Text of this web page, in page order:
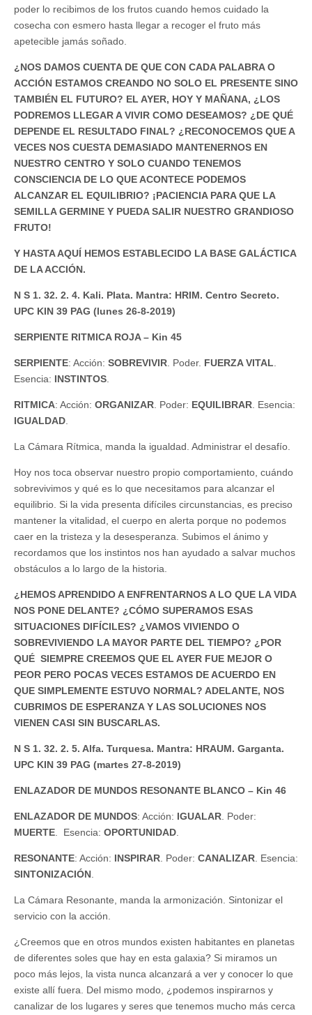
poder lo recibimos de los frutos cuando hemos cuidado la
cosecha con esmero hasta llegar a recoger el fruto más
apetecible jamás soñado.
¿NOS DAMOS CUENTA DE QUE CON CADA PALABRA O
ACCIÓN ESTAMOS CREANDO NO SOLO EL PRESENTE SINO
TAMBIÉN EL FUTURO? EL AYER, HOY Y MAÑANA, ¿LOS
PODREMOS LLEGAR A VIVIR COMO DESEAMOS? ¿DE QUÉ
DEPENDE EL RESULTADO FINAL? ¿RECONOCEMOS QUE A
VECES NOS CUESTA DEMASIADO MANTENERNOS EN
NUESTRO CENTRO Y SOLO CUANDO TENEMOS
CONSCIENCIA DE LO QUE ACONTECE PODEMOS
ALCANZAR EL EQUILIBRIO? ¡PACIENCIA PARA QUE LA
SEMILLA GERMINE Y PUEDA SALIR NUESTRO GRANDIOSO
FRUTO!
Y HASTA AQUÍ HEMOS ESTABLECIDO LA BASE GALÁCTICA
DE LA ACCIÓN.
N S 1. 32. 2. 4. Kali. Plata. Mantra: HRIM. Centro Secreto.
UPC KIN 39 PAG (lunes 26-8-2019)
SERPIENTE RITMICA ROJA – Kin 45
SERPIENTE: Acción: SOBREVIVIR . Poder. FUERZA VITAL
Esencia: INSTINTOS
RITMICA: Acción: ORGANIZAR . Poder: EQUILIBRAR . Esencia:
IGUALDAD
La Cámara Rítmica, manda la igualdad. Administrar el desafío.
Hoy nos toca observar nuestro propio comportamiento, cuándo
sobrevivimos y qué es lo que necesitamos para alcanzar el
equilibrio. Si la vida presenta difíciles circunstancias, es preciso
mantener la vitalidad, el cuerpo en alerta porque no podemos
caer en la tristeza y la desesperanza. Subimos el ánimo y
recordamos que los instintos nos han ayudado a salvar muchos
obstáculos a lo largo de la historia.
¿HEMOS APRENDIDO A ENFRENTARNOS A LO QUE LA VIDA
NOS PONE DELANTE? ¿CÓMO SUPERAMOS ESAS
SITUACIONES DIFÍCILES? ¿VAMOS VIVIENDO O
SOBREVIVIENDO LA MAYOR PARTE DEL TIEMPO? ¿POR
QUÉ SIEMPRE CREEMOS QUE EL AYER FUE MEJOR O
PEOR PERO POCAS VECES ESTAMOS DE ACUERDO EN
QUE SIMPLEMENTE ESTUVO NORMAL? ADELANTE, NOS
CUBRIMOS DE ESPERANZA Y LAS SOLUCIONES NOS
VIENEN CASI SIN BUSCARLAS.
N S 1. 32. 2. 5. Alfa. Turquesa. Mantra: HRAUM. Garganta.
UPC KIN 39 PAG (martes 27-8-2019)
ENLAZADOR DE MUNDOS RESONANTE BLANCO – Kin 46
ENLAZADOR DE MUNDOS: Acción: IGUALAR . Poder:
MUERTE . Esencia: OPORTUNIDAD
RESONANTE: Acción: INSPIRAR . Poder: CANALIZAR . Esencia:
SINTONIZACIÓN
La Cámara Resonante, manda la armonización. Sintonizar el
servicio con la acción.
¿Creemos que en otros mundos existen habitantes en planetas
de diferentes soles que hay en esta galaxia? Si miramos un
poco más lejos, la vista nunca alcanzará a ver y conocer lo que
existe allí fuera. Del mismo modo, ¿podemos inspirarnos y
canalizar de los lugares y seres que tenemos mucho más cerca